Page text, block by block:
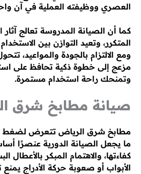
العصري ووظيفته العملية في آن
كما أن الصيانة المدروسة تعالج آثار
المتكرر، وتعيد التوازن بين
ومع الالتزام بالجودة والمواعيد،
مزعج إلى خطوة ذكية تحافظ على
وتمنحك راحة استخدام مستمرة.
صيانة مطابخ شرق
مطابخ شرق الرياض تتعرض لضغط
ما يجعل الصيانة الدورية عنصرًا
كفاءتها، والاهتمام المبكر بالأعطال
الأبواب أو صعوبة حركة الأدراج